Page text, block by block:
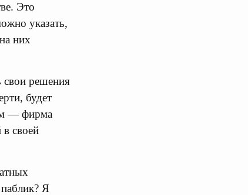
Это
указать,
них
свои решения
будет
— фирма
своей
Я